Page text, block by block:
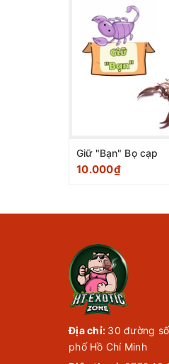
Giữ "Bạn" Bọ cạp
10.000₫
Địa chỉ: 30 đường
phố Hồ Chí Minh